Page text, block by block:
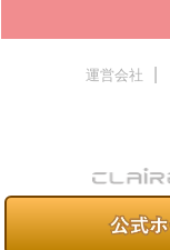
運営会社